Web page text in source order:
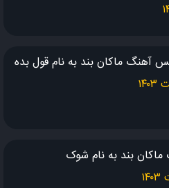
آهنگ ماکان بند به نام قول بده
ماکان بند به نام شوک